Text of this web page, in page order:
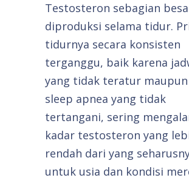
Testosteron sebagian
diproduksi selama tidur.
tidurnya secara konsisten
terganggu, baik karena
yang tidak teratur maupun
sleep apnea yang tidak
tertangani, sering
kadar testosteron yang
rendah dari yang
untuk usia dan kondisi